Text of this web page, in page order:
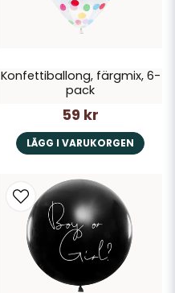
Konfettiballong, färgmix, 6-
pack
59 kr
LÄGG I VARUKORGEN